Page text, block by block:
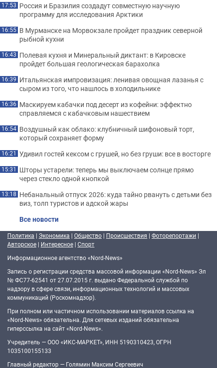
17:53 Россия и Бразилия создадут совместную научную
программу для исследования Арктики
16:55 В Мурманске на Морвокзале пройдет праздник северной
рыбной кухни
16:43 Полевая кухня и Минеральный диктант: в Кировске
пройдет большая геологическая барахолка
16:39 Итальянская импровизация: ленивая овощная лазанья с
сыром из того, что нашлось в холодильнике
16:36 Маскируем кабачки под десерт из кофейни: эффектно
справляемся с кабачковым нашествием
16:54 Воздушный как облако: клубничный шифоновый торт,
который сохраняет форму
16:21 Удивил гостей кексом с грушей, но без груши: все в восторге
15:31 Шторы устарели: теперь мы выключаем солнце прямо
через стекло одной кнопкой
13:18 Небанальный отпуск 2026: куда тайно рвануть с детьми без
виз, толп туристов и адской жары
Все новости
Политика | Экономика | Общество | Происшествия | Фоторепортажи |
Авторское | Интересное | Спорт
Информационное агентство «Nord-News»
Запись о регистрации средства массовой информации «Nord-News» Эл
№ ФС77-62541 от 27.07.2015 г. выдано Федеральной службой по
надзору в сфере связи, информационных технологий и массовых
коммуникаций (Роскомнадзор).
При полном или частичном использовании материалов ссылка на
«Nord-News» обязательна. Для сетевых изданий обязательна
гиперссылка на сайт «Nord-News».
Учредитель — ООО «ИКС-МАРКЕТ», ИНН 5190310423, ОГРН
1035100155133
Главный редактор — Голямин Максим Сергеевич